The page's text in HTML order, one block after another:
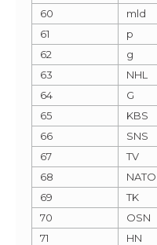
60
mld
61
p
62
g
63
NHL
64
G
65
KBS
66
SNS
67
TV
68
NATO
69
TK
70
OSN
71
HN